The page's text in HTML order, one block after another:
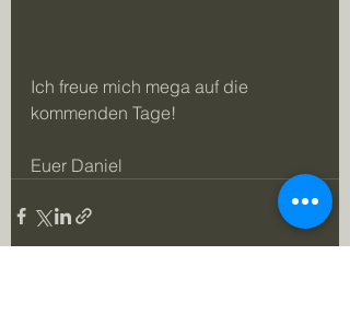
Ich freue mich mega auf die
kommenden Tage!
Euer Daniel